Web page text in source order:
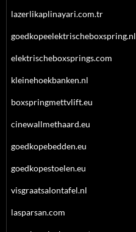
lazerlikaplinayari.com.tr
goedkopeelektrischeboxspring.nl
elektrischeboxsprings.com
kleinehoekbanken.nl
boxspringmettvlift.eu
cinewallmethaard.eu
goedkopebedden.eu
goedkopestoelen.eu
visgraatsalontafel.nl
lasparsan.com